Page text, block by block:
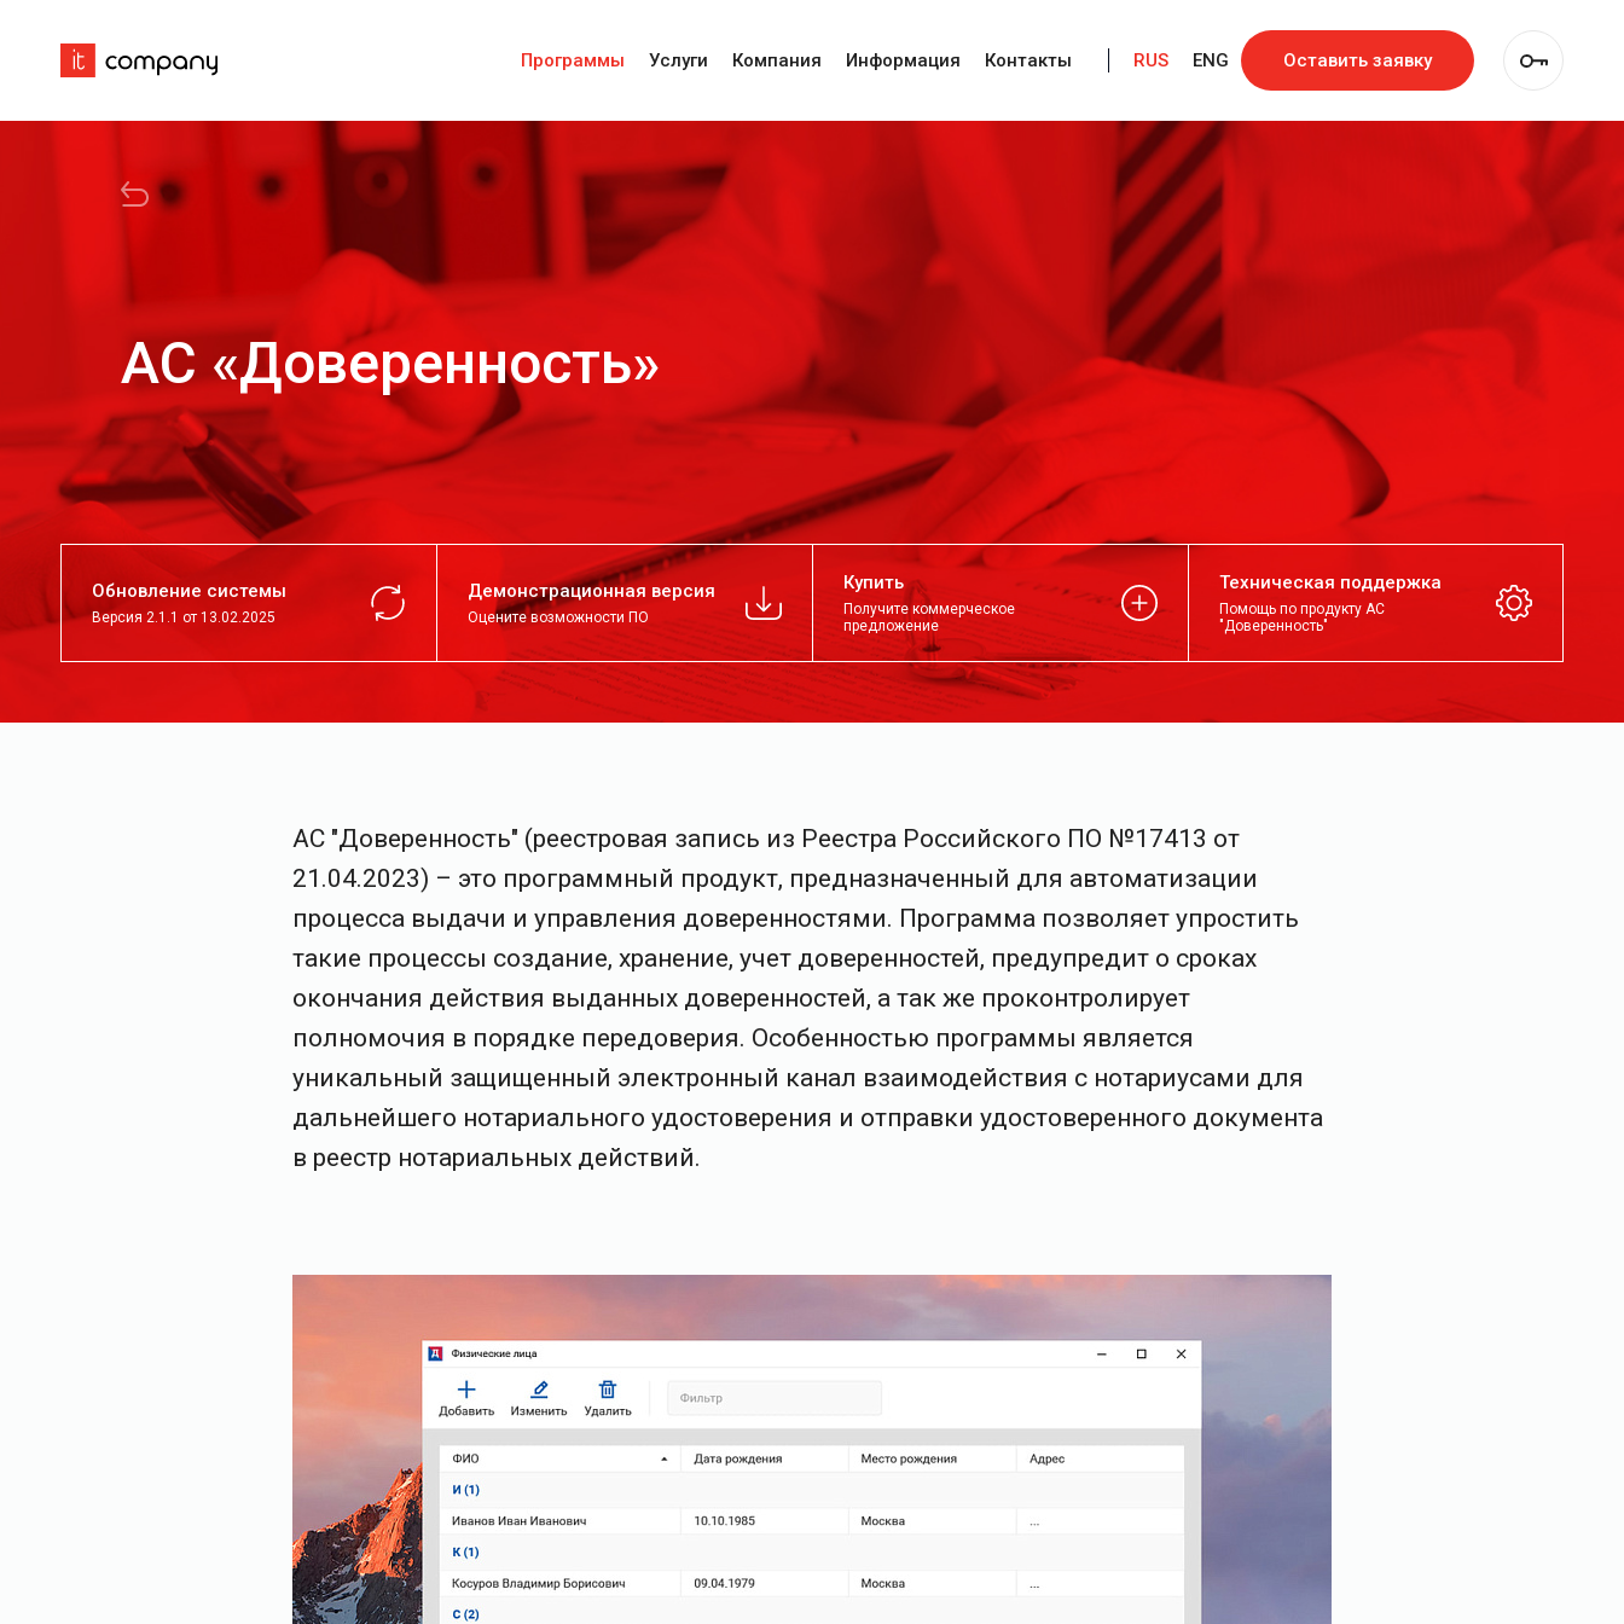
Программы Услуги Компания Информация Контакты RUS ENG Оставить заявку
АС «Доверенность»
Обновление системы
Версия 2.1.1 от 13.02.2025
Демонстрационная версия
Оцените возможности ПО
Купить
Получите коммерческое
предложение
Техническая поддержка
Помощь по продукту АС
"Доверенность"
АС "Доверенность" (реестровая запись из Реестра Российского ПО №17413 от
21.04.2023) – это программный продукт, предназначенный для автоматизации
процесса выдачи и управления доверенностями. Программа позволяет упростить
такие процессы создание, хранение, учет доверенностей, предупредит о сроках
окончания действия выданных доверенностей, а так же проконтролирует
полномочия в порядке передоверия. Особенностью программы является
уникальный защищенный электронный канал взаимодействия с нотариусами для
дальнейшего нотариального удостоверения и отправки удостоверенного документа
в реестр нотариальных действий.